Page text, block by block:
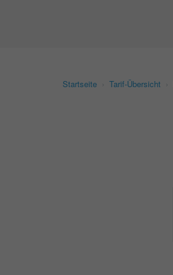
Startseite Tarif-Übersicht